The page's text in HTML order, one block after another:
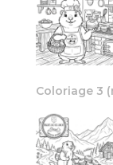
Coloriage 3